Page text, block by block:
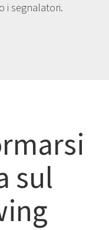
i segnalatori.
sul